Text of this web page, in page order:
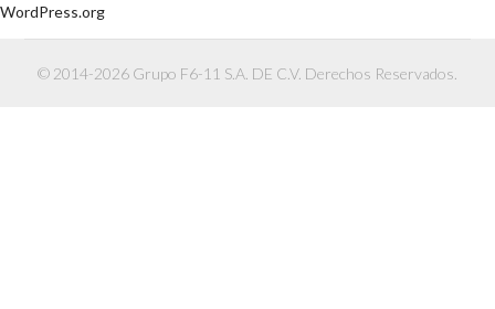
WordPress.org
© 2014-2026 Grupo F6-11 S.A. DE C.V. Derechos Reservados.